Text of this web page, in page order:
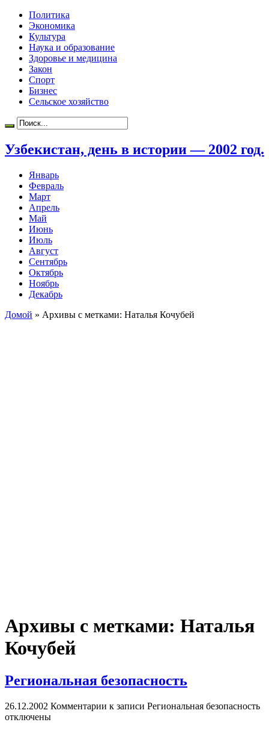
Политика
Экономика
Культура
Наука и образование
Здоровье и медицина
Закон
Спорт
Бизнес
Сельское хозяйство
Узбекистан, день в истории — 2002 год.
Январь
Февраль
Март
Апрель
Май
Июнь
Июль
Август
Сентябрь
Октябрь
Ноябрь
Декабрь
Домой » Архивы с метками: Наталья Кочубей
Архивы с метками: Наталья
Кочубей
Региональная безопасность
26.12.2002 Комментарии к записи Региональная безопасность
отключены